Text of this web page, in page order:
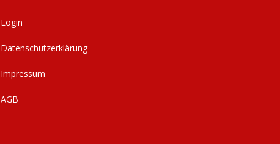
Login
Datenschutzerklärung
Impressum
AGB